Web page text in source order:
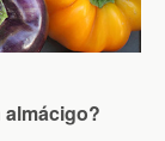
almácigo?